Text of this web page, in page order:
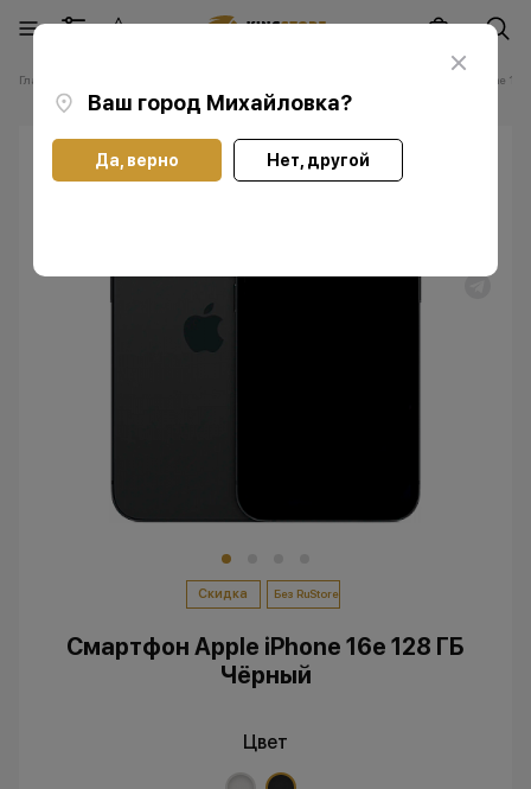
Ваш город Михайловка?
Да, верно Нет, другой
Главная Смартфоны Apple iPhone 16е
Скидка Без RuStore
Смартфон Apple iPhone 16e 128 ГБ
Чёрный
Цвет